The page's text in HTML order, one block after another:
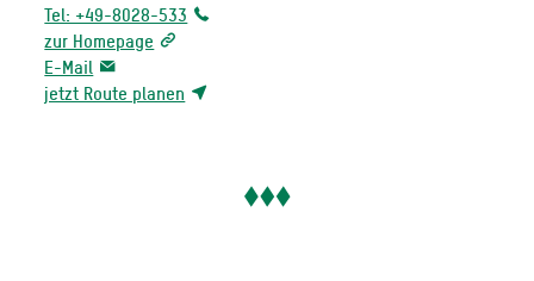
Tel: +49-8028-533
zur Homepage
E-Mail
jetzt Route planen